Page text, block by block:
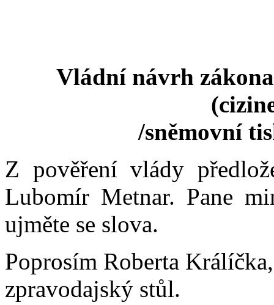
Vládní návrh
/sněmovní
Z pověření vlády
Lubomír Metnar. Pane
ujměte se slova.
Poprosím Roberta
zpravodajský stůl.